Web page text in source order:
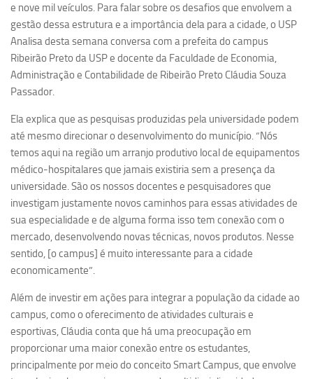
Grupo de Pesquisa GPUBLIC – Centro de Estudos em Gestão
e Políticas Públicas Contemporâneas
Grupos de pesquisa encerrados
Ano Sabático
Programas Ano Sabático Encerrados
Cíntia Rosa Pereira de Lima
Cristina Godoy Bernardo de Oliveira (FDRP)
Evandro Eduardo Seron Ruiz
Fabiana Cristina Severi (FDRP)
Fernando de Lima Caneppele
Geciane Silveira Porto
Professor Sênior
Professores Seniores Encerrados
Institucional
e nove mil veículos. Para falar sobre os desafios que envolvem a
gestão dessa estrutura e a importância dela para a cidade, o USP
Analisa desta semana conversa com a prefeita do campus
Ribeirão Preto da USP e docente da Faculdade de Economia,
Administração e Contabilidade de Ribeirão Preto Cláudia Souza
Passador.
Ela explica que as pesquisas produzidas pela universidade podem
até mesmo direcionar o desenvolvimento do município. “Nós
temos aqui na região um arranjo produtivo local de equipamentos
médico-hospitalares que jamais existiria sem a presença da
universidade. São os nossos docentes e pesquisadores que
investigam justamente novos caminhos para essas atividades de
sua especialidade e de alguma forma isso tem conexão com o
mercado, desenvolvendo novas técnicas, novos produtos. Nesse
sentido, [o campus] é muito interessante para a cidade
economicamente”.
Além de investir em ações para integrar a população da cidade ao
campus, como o oferecimento de atividades culturais e
esportivas, Cláudia conta que há uma preocupação em
proporcionar uma maior conexão entre os estudantes,
principalmente por meio do conceito Smart Campus, que envolve